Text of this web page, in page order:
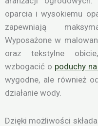
oparcia i wysokiemu
zapewniają
Wyposażone w
oraz tekstylne
wzbogacić o poduchy
wygodne, ale również
działanie wody.
Dzięki możliwości